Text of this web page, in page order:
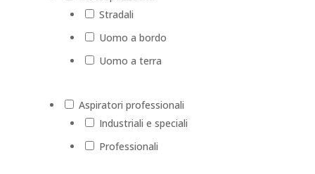
Stradali
Uomo a bordo
Uomo a terra
Aspiratori professionali
Industriali e speciali
Professionali